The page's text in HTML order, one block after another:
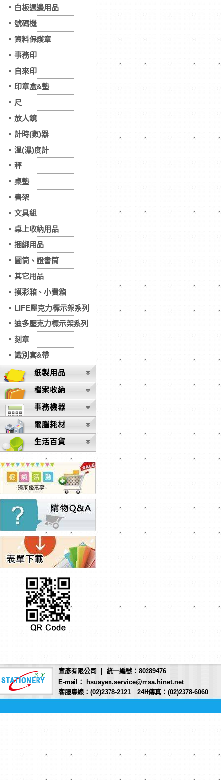
白板週邊用品
號碼機
資料保護章
事務印
自來印
印章盒&墊
尺
放大鏡
計時(數)器
溫(濕)度計
秤
桌墊
書架
文具組
桌上收納用品
捆綁用品
圖筒、證書筒
其它用品
摸彩箱、小費箱
LIFE壓克力標示架系列
迪多壓克力標示架系列
刻章
識別套&帶
紙製用品
檔案收納
事務機器
電腦耗材
生活百貨
宣彥有限公司 | 統一編號：80289476
E-mail： hsuayen.service@msa.hinet.net
客服專線：(02)2378-2121 24H傳真：(02)2378-6060